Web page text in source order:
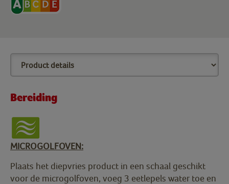
Bereiding
MICROGOLFOVEN:
Plaats het diepvries product in een schaal geschikt
voor de microgolfoven, voeg 3 eetlepels water toe en